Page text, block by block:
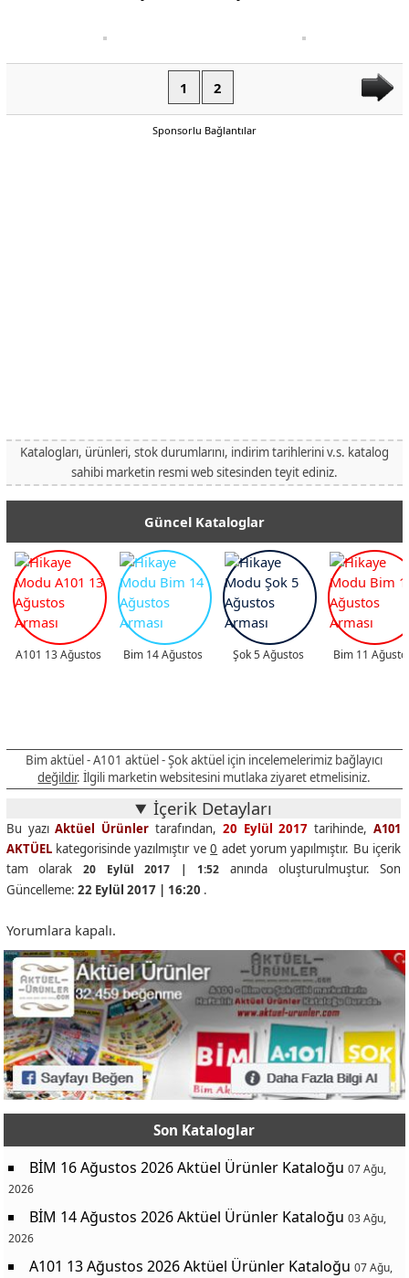
1 2
Sponsorlu Bağlantılar
Katalogları, ürünleri, stok durumlarını, indirim tarihlerini v.s. katalog
sahibi marketin resmi web sitesinden teyit ediniz.
Güncel Kataloglar
A101 13 Ağustos Bim 14 Ağustos Şok 5 Ağustos Bim 11
Bim aktüel - A101 aktüel - Şok aktüel için incelemelerimiz bağlayıcı
değildir. İlgili marketin websitesini mutlaka ziyaret etmelisiniz.
İçerik Detayları
Bu yazıAktüel Ürünler tarafından, 20 Eylül 2017 tarihinde,A101
AKTÜELkategorisinde yazılmıştır ve0 adet yorum yapılmıştır. Bu içerik
tam olarak 20 Eylül 2017 | 1:52 anında oluşturulmuştur. Son
Güncelleme: 22 Eylül 2017 | 16:20 .
Yorumlara kapalı.
Son Kataloglar
BİM 16 Ağustos 2026 Aktüel Ürünler Kataloğu 07 Ağu,
2026
BİM 14 Ağustos 2026 Aktüel Ürünler Kataloğu 03 Ağu,
2026
A101 13 Ağustos 2026 Aktüel Ürünler Kataloğu 07 Ağu,